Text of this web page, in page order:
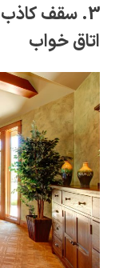
3. سقف
اتاق خواب